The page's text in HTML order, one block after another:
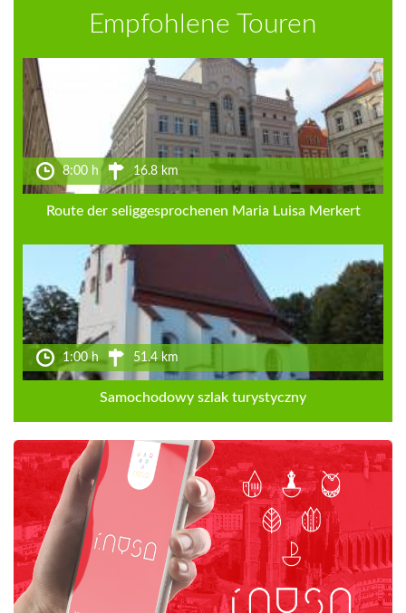
Empfohlene Touren
8:00 h 16.8 km
Route der seliggesprochenen Maria Luisa Merkert
1:00 h 51.4 km
Samochodowy szlak turystyczny